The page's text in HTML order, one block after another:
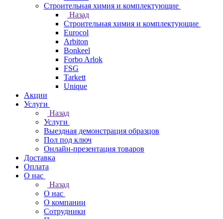
Строительная химия и комплектующие
Назад
Строительная химия и комплектующие
Eurocol
Arbiton
Bonkeel
Forbo Arlok
FSG
Tarkett
Unique
Акции
Услуги
Назад
Услуги
Выездная демонстрация образцов
Пол под ключ
Онлайн-презентация товаров
Доставка
Оплата
О нас
Назад
О нас
О компании
Сотрудники